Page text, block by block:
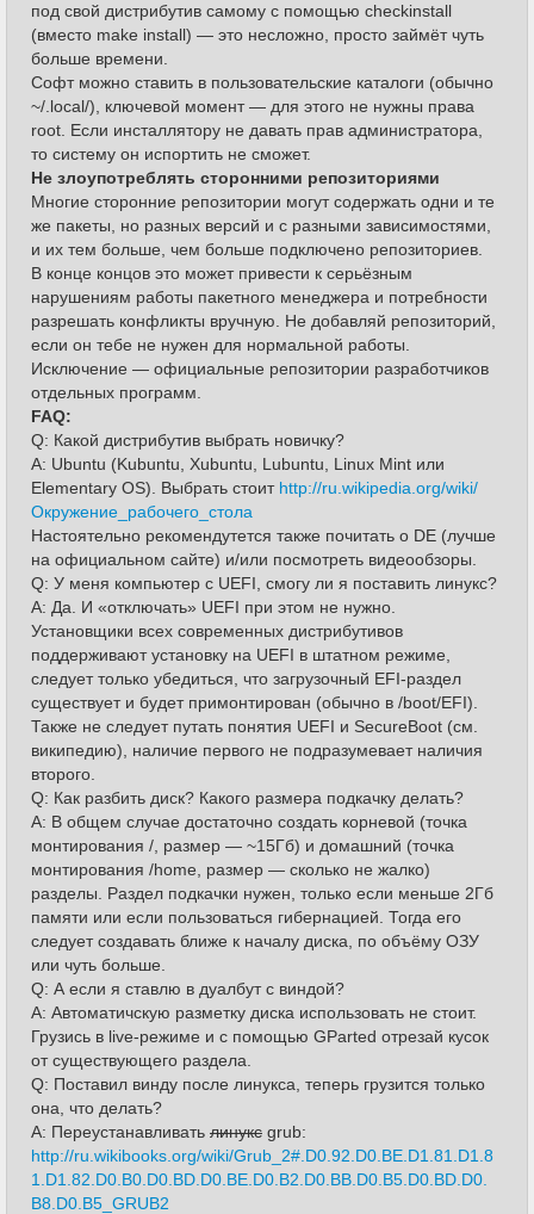
под свой дистрибутив самому с помощью checkinstall
(вместо make install) — это несложно, просто займёт чуть
больше времени.
Cофт можно ставить в пользовательские каталоги (обычно
~/.local/), ключевой момент — для этого не нужны права
root. Если инсталлятору не давать прав администратора,
то систему он испортить не сможет.
Не злоупотреблять сторонними репозиториями
Многие сторонние репозитории могут содержать одни и те
же пакеты, но разных версий и с разными зависимостями,
и их тем больше, чем больше подключено репозиториев.
В конце концов это может привести к серьёзным
нарушениям работы пакетного менеджера и потребности
разрешать конфликты вручную. Не добавляй репозиторий,
если он тебе не нужен для нормальной работы.
Исключение — официальные репозитории разработчиков
отдельных программ.
FAQ:
Q: Какой дистрибутив выбрать новичку?
A: Ubuntu (Kubuntu, Xubuntu, Lubuntu, Linux Mint или
Elementary OS). Выбрать стоит http://ru.wikipedia.org/wiki/
Окружение_рабочего_стола
Настоятельно рекомендутется также почитать о DE (лучше
на официальном сайте) и/или посмотреть видеообзоры.
Q: У меня компьютер с UEFI, смогу ли я поставить линукс?
A: Да. И «отключать» UEFI при этом не нужно.
Установщики всех современных дистрибутивов
поддерживают установку на UEFI в штатном режиме,
следует только убедиться, что загрузочный EFI-раздел
существует и будет примонтирован (обычно в /boot/EFI).
Также не следует путать понятия UEFI и SecureBoot (см.
википедию), наличие первого не подразумевает наличия
второго.
Q: Как разбить диск? Какого размера подкачку делать?
A: В общем случае достаточно создать корневой (точка
монтирования /, размер — ~15Гб) и домашний (точка
монтирования /home, размер — сколько не жалко)
разделы. Раздел подкачки нужен, только если меньше 2Гб
памяти или если пользоваться гибернацией. Тогда его
следует создавать ближе к началу диска, по объёму ОЗУ
или чуть больше.
Q: А если я ставлю в дуалбут с виндой?
A: Автоматичскую разметку диска использовать не стоит.
Грузись в live-режиме и с помощью GParted отрезай кусок
от существующего раздела.
Q: Поставил винду после линукса, теперь грузится только
она, что делать?
A: Переустанавливать линукс grub:
http://ru.wikibooks.org/wiki/Grub_2#.D0.92.D0.BE.D1.81.D1.8
1.D1.82.D0.B0.D0.BD.D0.BE.D0.B2.D0.BB.D0.B5.D0.BD.D0.
B8.D0.B5_GRUB2